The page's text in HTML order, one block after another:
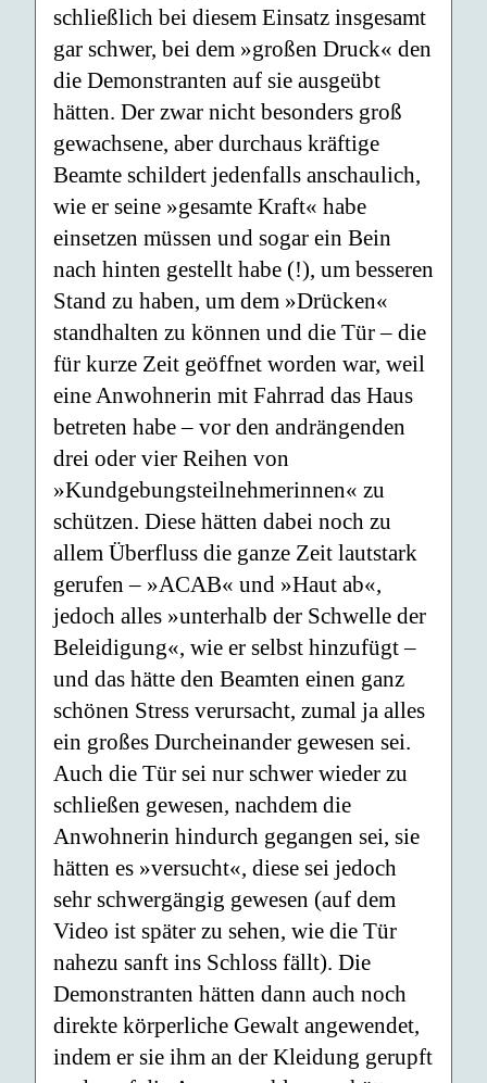
schließlich bei diesem Einsatz insgesamt
gar schwer, bei dem »großen Druck« den
die Demonstranten auf sie ausgeübt
hätten. Der zwar nicht besonders groß
gewachsene, aber durchaus kräftige
Beamte schildert jedenfalls anschaulich,
wie er seine »gesamte Kraft« habe
einsetzen müssen und sogar ein Bein
nach hinten gestellt habe (!), um besseren
Stand zu haben, um dem »Drücken«
standhalten zu können und die Tür – die
für kurze Zeit geöffnet worden war, weil
eine Anwohnerin mit Fahrrad das Haus
betreten habe – vor den andrängenden
drei oder vier Reihen von
»Kundgebungsteilnehmerinnen« zu
schützen. Diese hätten dabei noch zu
allem Überfluss die ganze Zeit lautstark
gerufen – »ACAB« und »Haut ab«,
jedoch alles »unterhalb der Schwelle der
Beleidigung«, wie er selbst hinzufügt –
und das hätte den Beamten einen ganz
schönen Stress verursacht, zumal ja alles
ein großes Durcheinander gewesen sei.
Auch die Tür sei nur schwer wieder zu
schließen gewesen, nachdem die
Anwohnerin hindurch gegangen sei, sie
hätten es »versucht«, diese sei jedoch
sehr schwergängig gewesen (auf dem
Video ist später zu sehen, wie die Tür
nahezu sanft ins Schloss fällt). Die
Demonstranten hätten dann auch noch
direkte körperliche Gewalt angewendet,
indem er sie ihm an der Kleidung gerupft